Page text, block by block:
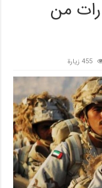
من
455 زيارة